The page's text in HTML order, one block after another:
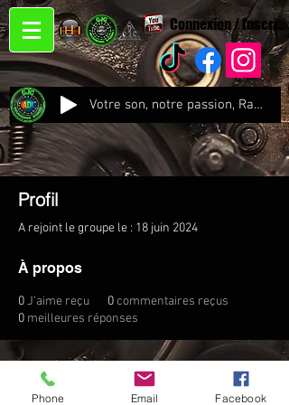
Connexion /
Votre son, notre passion, Radio CJC Recording Studio , là où chaque note prend vie !
Profil
A rejoint le groupe le : 18 juin 2024
À propos
0J'aime reçu 0commentaires reçus
0 meilleures réponses
Phone Email Facebook